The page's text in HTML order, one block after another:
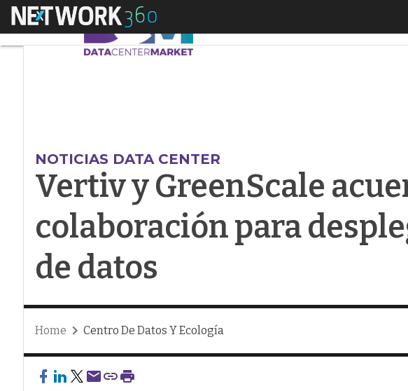
Menú Vertiv y GreenScale acuerdan una
NOTICIAS DATA CENTER
Vertiv y GreenScale
colaboración para
de datos
Home Centro De Datos Y Ecología